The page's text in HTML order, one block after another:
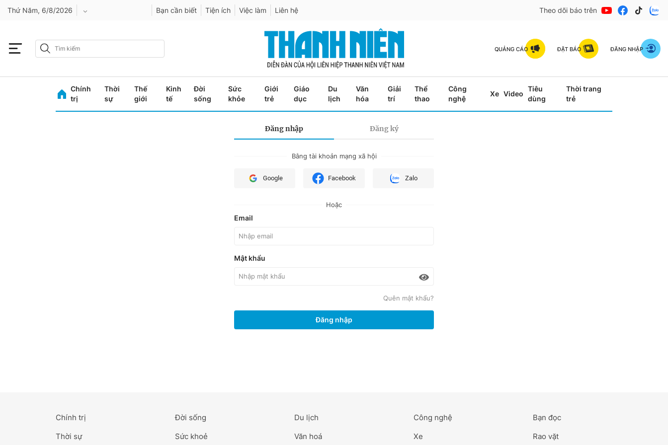
Thứ Năm, 6/8/2026
Bình Phước
Bạn cần biết Tiện ích Việc làm Liên hệ Theo dõi báo trên
QUẢNG CÁO ĐẶT BÁO ĐĂNG NHẬP
Chính
trị
Thời
sự
Thế
giới
Kinh
tế
Đời
sống
Sức
khỏe
Giới
trẻ
Giáo
dục
Du
lịch
Văn
hóa
Giải
trí
Thể
thao
Công
nghệ
Xe Video
Tiêu
dùng
Thời trang
trẻ
Đăng nhập Đăng ký
Bằng tài khoản mạng xã hội
Google Facebook Zalo
Hoặc
Email
Mật khẩu
Quên mật khẩu?
Đăng nhập
Chính trị
Thời sự
Đời sống
Sức khoẻ
Du lịch
Văn hoá
Công nghệ
Xe
Bạn đọc
Rao vặt